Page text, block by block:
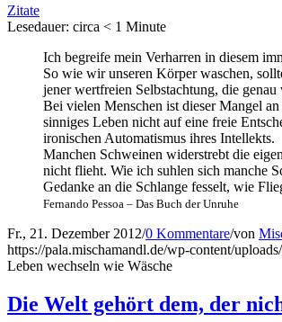
Zitate
Lese­dau­er: cir­ca < 1 Minu­te
Ich begrei­fe mein Ver­har­ren in die­sem
So wie wir unse­ren Kör­per waschen,
jener wert­frei­en Selbst­ach­tung, die
Bei vie­len Men­schen ist die­ser Man­gel
sin­ni­ges Leben nicht auf eine freie
iro­ni­schen Auto­ma­tis­mus ihres Intellekts.
Man­chen Schwei­nen wider­strebt die
nicht flieht. Wie ich suh­len sich man­che
Gedan­ke an die Schlan­ge fes­selt, wie
Fer­nan­do Pes­soa – Das Buch der Unruhe
Fr., 21. Dezember 2012/0 Kommentare/von
https://pala.mischamandl.de/wp-content/
Leben wech­seln wie Wäsche
Die Welt gehört dem, der